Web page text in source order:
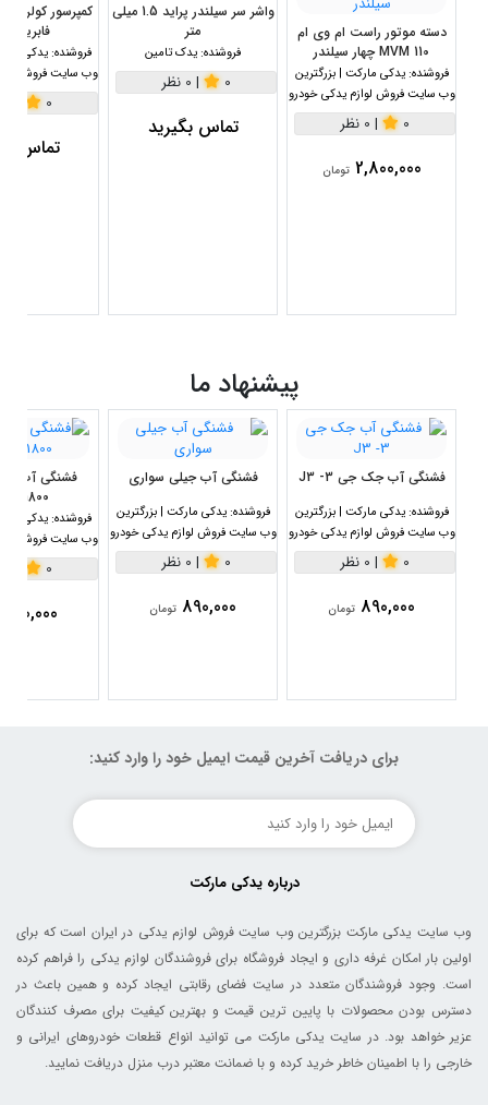
دسته موتور راست ام وی ام
110 MVM چهار سیلندر
فروشنده: یدکی مارکت | بزرگترین
وب سایت فروش لوازم یدکی خودرو
0
| 0 نظر
2,800,000 تومان
واشر سر سیلندر پراید 1.5 میلی
متر
فروشنده: یدک تامین
0
| 0 نظر
تماس بگیرید
فابریک
فروشنده: یدکی
وب سایت فروش
0
تماس
پیشنهاد ما
فشنگی آب جک جی 3- J3
فروشنده: یدکی مارکت | بزرگترین
وب سایت فروش لوازم یدکی خودرو
0
| 0 نظر
890,000 تومان
فشنگی آب جیلی سواری
فروشنده: یدکی مارکت | بزرگترین
وب سایت فروش لوازم یدکی خودرو
0
| 0 نظر
890,000 تومان
1800سی سی
فروشنده: یدکی
وب سایت فروش
0
890,000
برای دریافت آخرین قیمت ایمیل خود را وارد کنید:
درباره یدکی مارکت
وب سایت یدکی مارکت بزرگترین وب سایت فروش لوازم یدکی در ایران است که برای
اولین بار امکان غرفه داری و ایجاد فروشگاه برای فروشندگان لوازم یدکی را فراهم کرده
است. وجود فروشندگان متعدد در سایت فضای رقابتی ایجاد کرده و همین باعث در
دسترس بودن محصولات با پایین ترین قیمت و بهترین کیفیت برای مصرف کنندگان
عزیر خواهد بود. در سایت یدکی مارکت می توانید انواع قطعات خودروهای ایرانی و
خارجی را با اطمینان خاطر خرید کرده و با ضمانت معتبر درب منزل دریافت نمایید.